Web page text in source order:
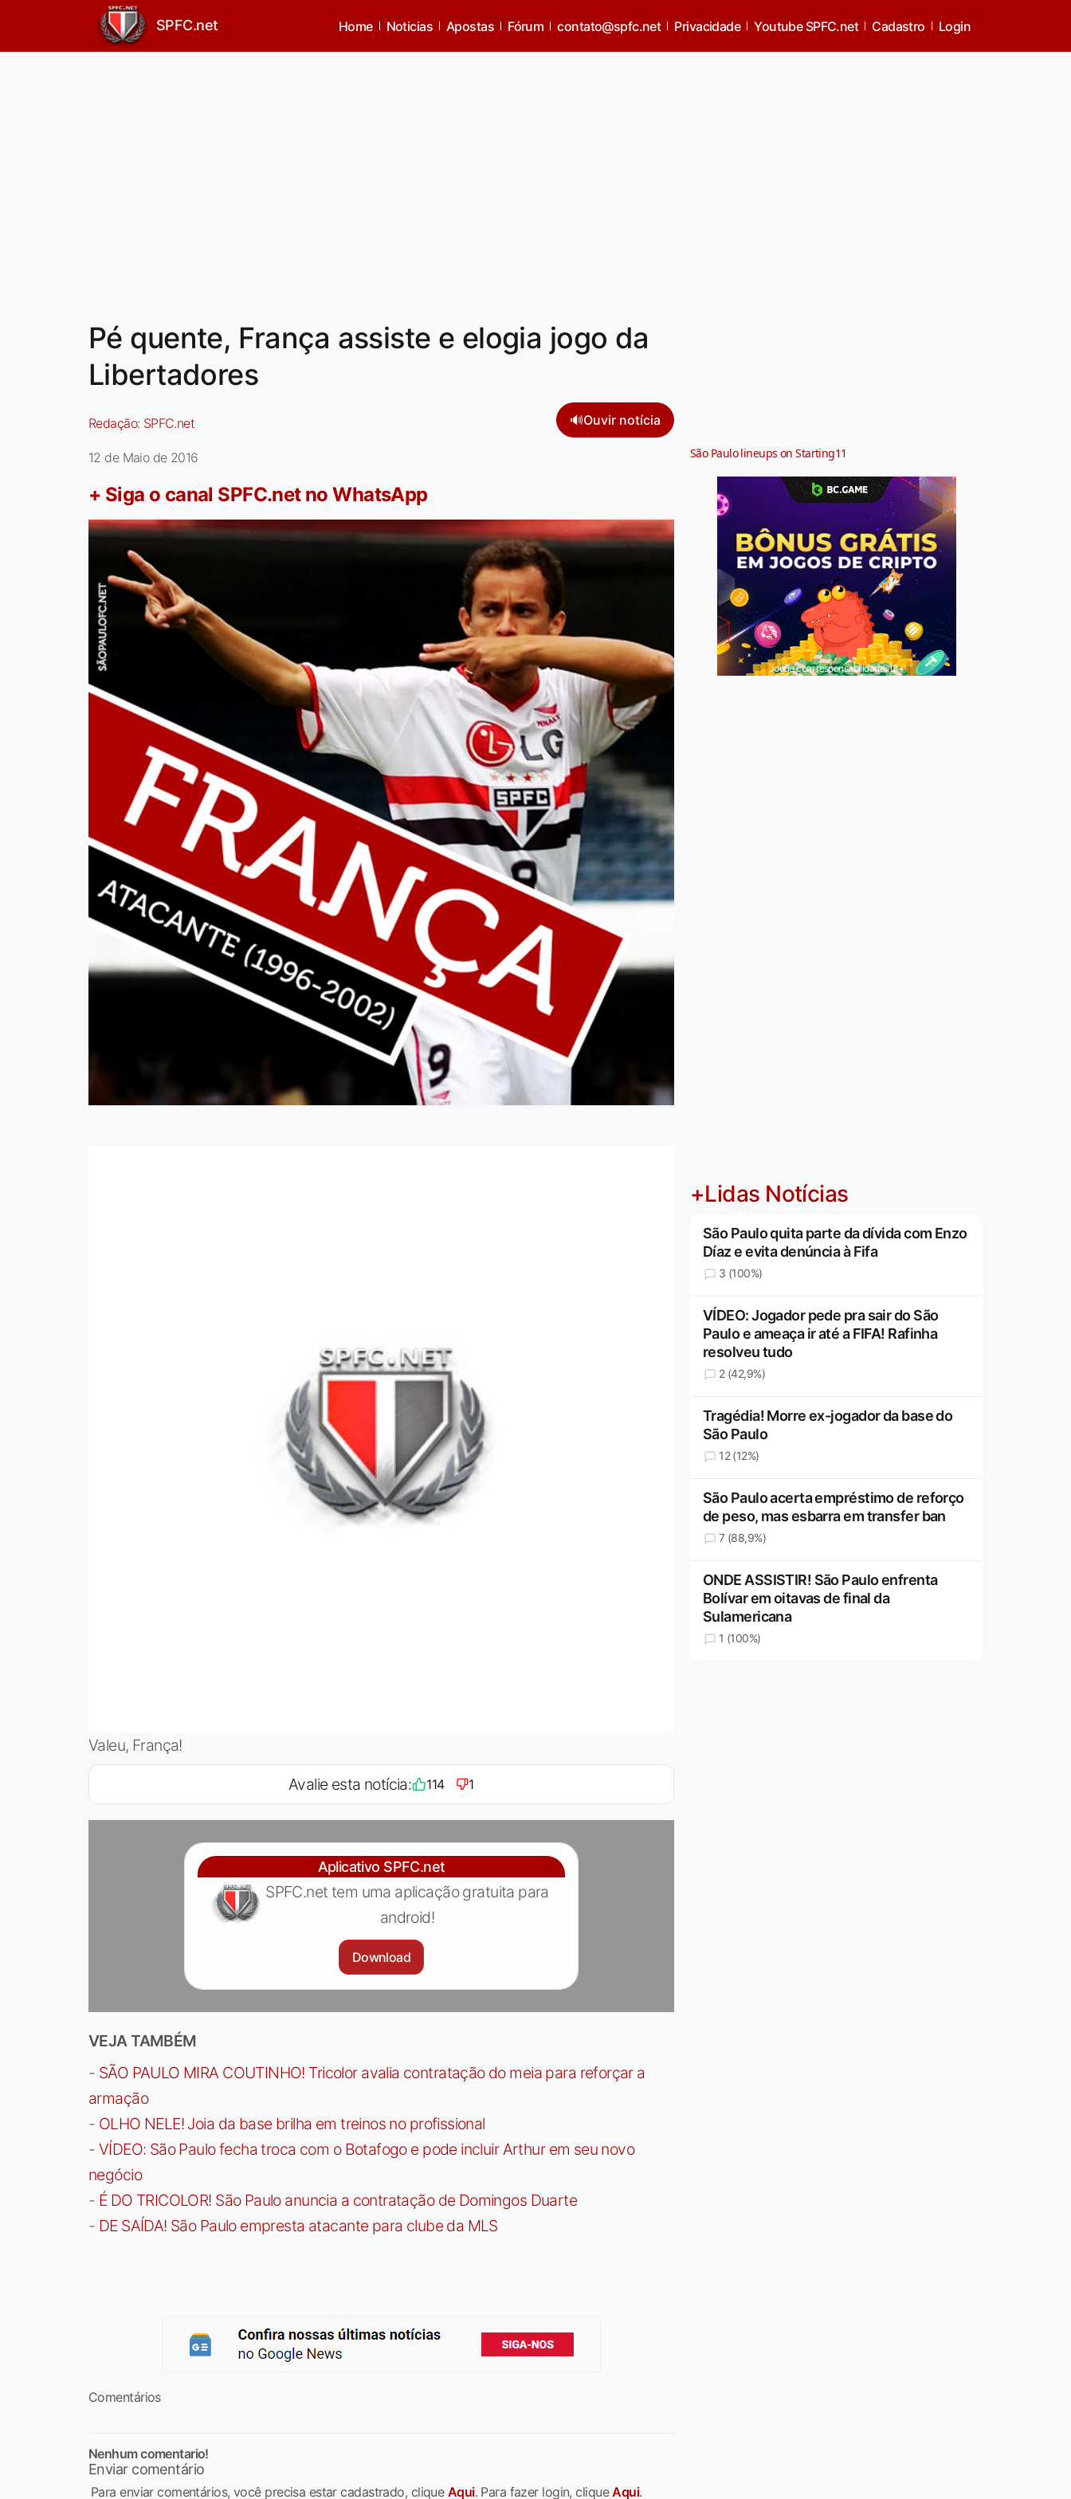
SPFC.net Home Noticias Apostas Fórum contato@spfc.net Privacidade Youtube SPFC.net Cadastro Login
Pé quente, França assiste e elogia jogo da
Libertadores
Redação: SPFC.net 🔊Ouvir notícia
12 de Maio de 2016
+ Siga o canal SPFC.net no WhatsApp
Valeu, França!
Avalie esta notícia: 114 1
Aplicativo SPFC.net
SPFC.net tem uma aplicação gratuita para
android!
Download
VEJA TAMBÉM
- SÃO PAULO MIRA COUTINHO! Tricolor avalia contratação do meia para reforçar a
armação
- OLHO NELE! Joia da base brilha em treinos no profissional
- VÍDEO: São Paulo fecha troca com o Botafogo e pode incluir Arthur em seu novo
negócio
- É DO TRICOLOR! São Paulo anuncia a contratação de Domingos Duarte
- DE SAÍDA! São Paulo empresta atacante para clube da MLS
Comentários
Nenhum comentario!
Enviar comentário
Para enviar comentários, você precisa estar cadastrado, clique Aqui. Para fazer login, cliqueAqui.
São Paulo lineups on Starting11
Jogue com responsabilidade. 18+
+Lidas Notícias
São Paulo quita parte da dívida com Enzo
Díaz e evita denúncia à Fifa
3 (100%)
VÍDEO: Jogador pede pra sair do São
Paulo e ameaça ir até a FIFA! Rafinha
resolveu tudo
2 (42,9%)
Tragédia! Morre ex-jogador da base do
São Paulo
12 (12%)
São Paulo acerta empréstimo de reforço
de peso, mas esbarra em transfer ban
7 (88,9%)
ONDE ASSISTIR! São Paulo enfrenta
Bolívar em oitavas de final da
Sulamericana
1 (100%)